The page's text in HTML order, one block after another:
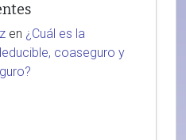
en ¿Cuál es la
coaseguro y